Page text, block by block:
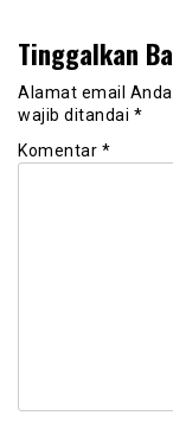
Tinggalkan
Alamat email
wajib ditandai *
Komentar *